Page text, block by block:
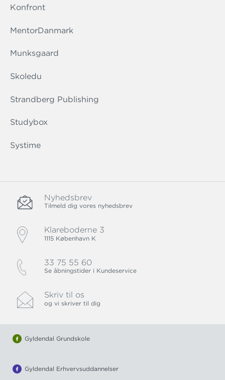
Konfront
MentorDanmark
Munksgaard
Skoledu
Strandberg Publishing
Studybox
Systime
Nyhedsbrev
Tilmeld dig vores nyhedsbrev
Klareboderne 3
1115 København K
33 75 55 60
Se åbningstider i Kundeservice
Skriv til os
og vi skriver til dig
Gyldendal Grundskole
Gyldendal Erhvervsuddannelser